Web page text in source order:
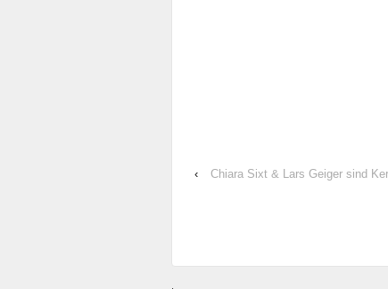
‹
Chiara Sixt & Lars Geiger sind